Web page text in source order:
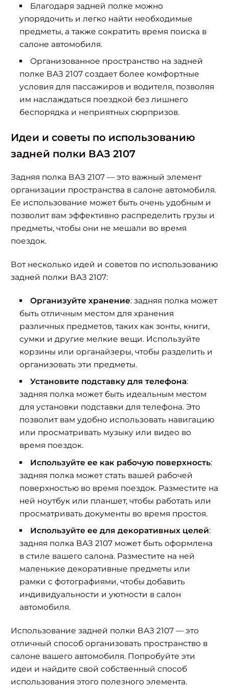
Благодаря задней полке можно
упорядочить и легко найти необходимые
предметы, а также сократить время поиска в
салоне автомобиля.
Организованное пространство на задней
полке ВАЗ 2107 создает более комфортные
условия для пассажиров и водителя, позволяя
им наслаждаться поездкой без лишнего
беспорядка и неприятных сюрпризов.
Идеи и советы по использованию
задней полки ВАЗ 2107
Задняя полка ВАЗ 2107 — это важный элемент
организации пространства в салоне автомобиля.
Ее использование может быть очень удобным и
позволит вам эффективно распределить грузы и
предметы, чтобы они не мешали во время
поездок.
Вот несколько идей и советов по использованию
задней полки ВАЗ 2107:
Организуйте хранение: задняя полка может
быть отличным местом для хранения
различных предметов, таких как зонты, книги,
сумки и другие мелкие вещи. Используйте
корзины или органайзеры, чтобы разделить и
организовать эти предметы.
Установите подставку для телефона:
задняя полка может быть идеальным местом
для установки подставки для телефона. Это
позволит вам удобно использовать навигацию
или просматривать музыку или видео во
время поездок.
Используйте ее как рабочую поверхность:
задняя полка может стать вашей рабочей
поверхностью во время поездок. Разместите на
ней ноутбук или планшет, чтобы работать или
просматривать документы во время простоя.
Используйте ее для декоративных целей:
задняя полка ВАЗ 2107 может быть оформлена
в стиле вашего салона. Разместите на ней
маленькие декоративные предметы или
рамки с фотографиями, чтобы добавить
индивидуальности и уютности в салон
автомобиля.
Использование задней полки ВАЗ 2107 — это
отличный способ организовать пространство в
салоне вашего автомобиля. Попробуйте эти
идеи и найдите свой собственный способ
использования этого полезного элемента.